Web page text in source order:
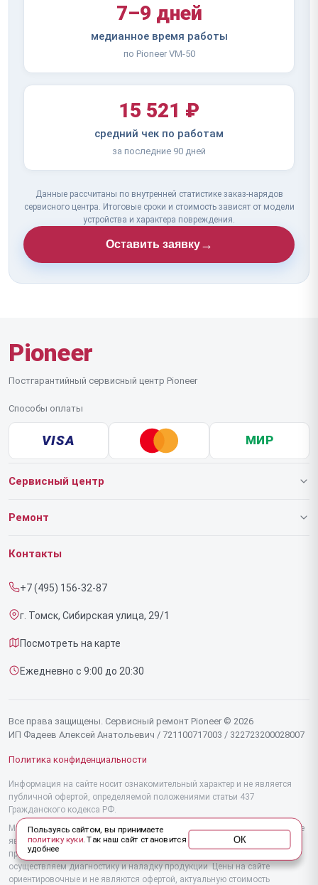
7–9 дней
медианное время работы
по Pioneer VM-50
15 521 ₽
средний чек по работам
за последние 90 дней
Данные рассчитаны по внутренней статистике заказ-нарядов
сервисного центра. Итоговые сроки и стоимость зависят от модели
устройства и характера повреждения.
Оставить заявку→
Pioneer
Постгарантийный сервисный центр Pioneer
Способы оплаты
VISA МИР
Сервисный центр
О нашем сервисе
Срочный ремонт
Доставка и способы оплаты
Диагностика
Контакты
Ремонт
Роботов-пылесосов
Секвенсоров
Наушников
Микшерных пультов
Вертикальных пылесосов
Микроволновых печей
Контакты
+7 (495) 156-32-87
г. Томск, Сибирская улица, 29/1
Посмотреть на карте
Ежедневно с 9:00 до 20:30
Все права защищены. Сервисный ремонт Pioneer © 2026
ИП Фадеев Алексей Анатольевич / 721100717003 / 322723200028007
Политика конфиденциальности
Информация на сайте носит ознакомительный характер и не является
публичной офертой, определяемой положениями статьи 437
Гражданского кодекса РФ.
Мы специализируемся на обслуживании и ремонте техники Pioneer, но не
являемся их официальным представителем. Предоставляем
профессиональные услуги после истечения гарантии, а также
осуществляем диагностику и наладку продукции. Цены на сайте
ориентировочные и не являются офертой, актуальную стоимость
Пользуясь сайтом, вы принимаете
политику куки. Так наш сайт становится
удобнее
ОК